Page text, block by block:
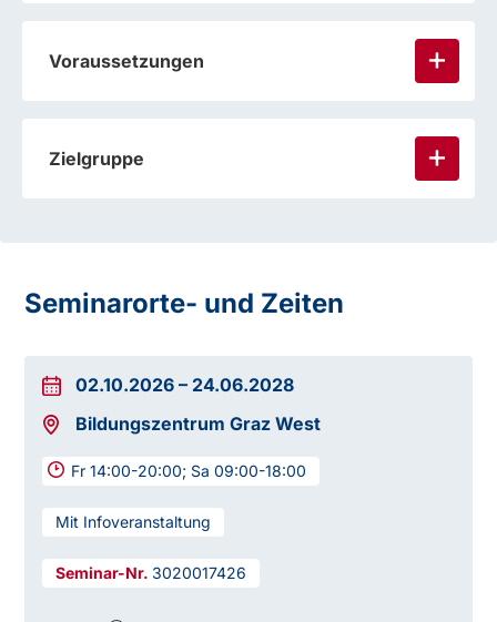
Zusatzmodule
Ausbildungsleiterin
Voraussetzungen
Zielgruppe
Seminarorte- und Zeiten
02.10.2026 – 24.06.2028
Bildungszentrum Graz West
Fr 14:00-20:00; Sa 09:00-18:00
Mit Infoveranstaltung
3020017426